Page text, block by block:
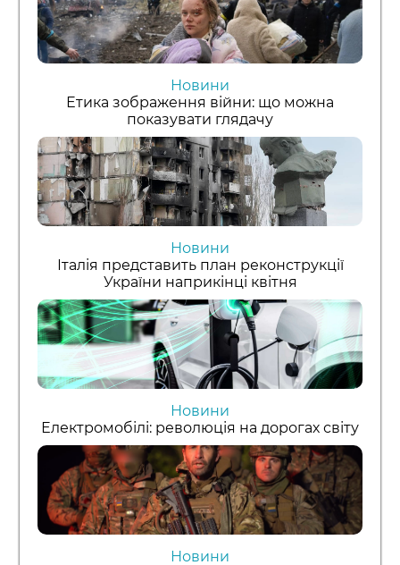
Новини
Етика зображення війни: що можна
показувати глядачу
Новини
Італія представить план реконструкції
України наприкінці квітня
Новини
Електромобілі: революція на дорогах світу
Новини